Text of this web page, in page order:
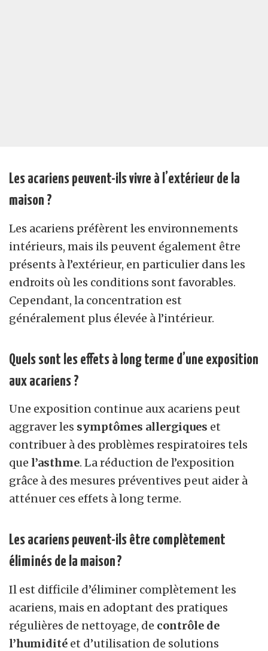
Les acariens peuvent-ils vivre à l’extérieur de la
maison ?
Les acariens préfèrent les environnements
intérieurs, mais ils peuvent également être
présents à l’extérieur, en particulier dans les
endroits où les conditions sont favorables.
Cependant, la concentration est
généralement plus élevée à l’intérieur.
Quels sont les effets à long terme d’une exposition
aux acariens ?
Une exposition continue aux acariens peut
aggraver les symptômes allergiques et
contribuer à des problèmes respiratoires tels
que l’asthme. La réduction de l’exposition
grâce à des mesures préventives peut aider à
atténuer ces effets à long terme.
Les acariens peuvent-ils être complètement
éliminés de la maison ?
Il est difficile d’éliminer complètement les
acariens, mais en adoptant des pratiques
régulières de nettoyage, de contrôle de
l’humidité et d’utilisation de solutions